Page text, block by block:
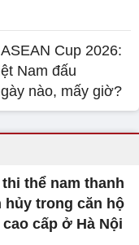
Cup 2026:
Nam đấu
nào, mấy giờ?
thể nam thanh
hủy trong căn hộ
cấp ở Hà Nội